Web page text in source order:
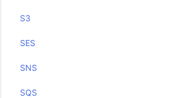
S3
SES
SNS
SQS